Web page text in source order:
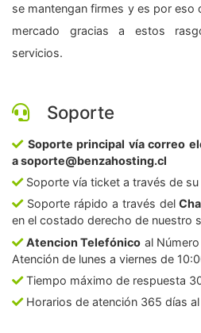
se mantengan firmes y es por eso
mercado gracias a estos
servicios.
Soporte
Soporte principal vía correo
a soporte@benzahosting.cl
Soporte vía ticket a través de su
Soporte rápido a través del
en el costado derecho de nuestro
Atencion Telefónico al
Atención de lunes a viernes de
Tiempo máximo de respuesta
Horarios de atención 365 días